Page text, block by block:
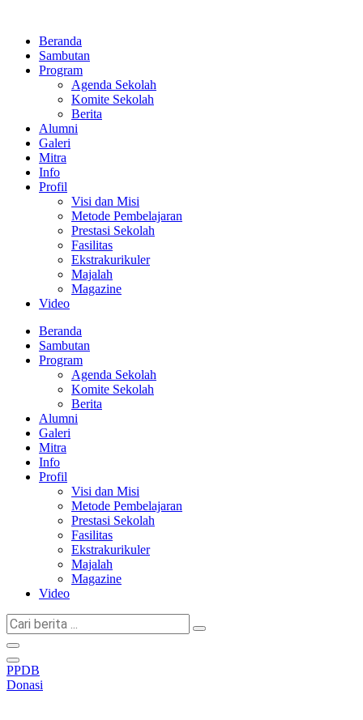
kontenBeranda
Sambutan
Program
Agenda Sekolah
Komite Sekolah
Berita
Alumni
Galeri
Mitra
Info
Profil
Visi dan Misi
Metode Pembelajaran
Prestasi Sekolah
Fasilitas
Ekstrakurikuler
Majalah
Magazine
Video
Beranda
Sambutan
Program
Agenda Sekolah
Komite Sekolah
Berita
Alumni
Galeri
Mitra
Info
Profil
Visi dan Misi
Metode Pembelajaran
Prestasi Sekolah
Fasilitas
Ekstrakurikuler
Majalah
Magazine
Video
Cari
berita
...
PPDB
Donasi